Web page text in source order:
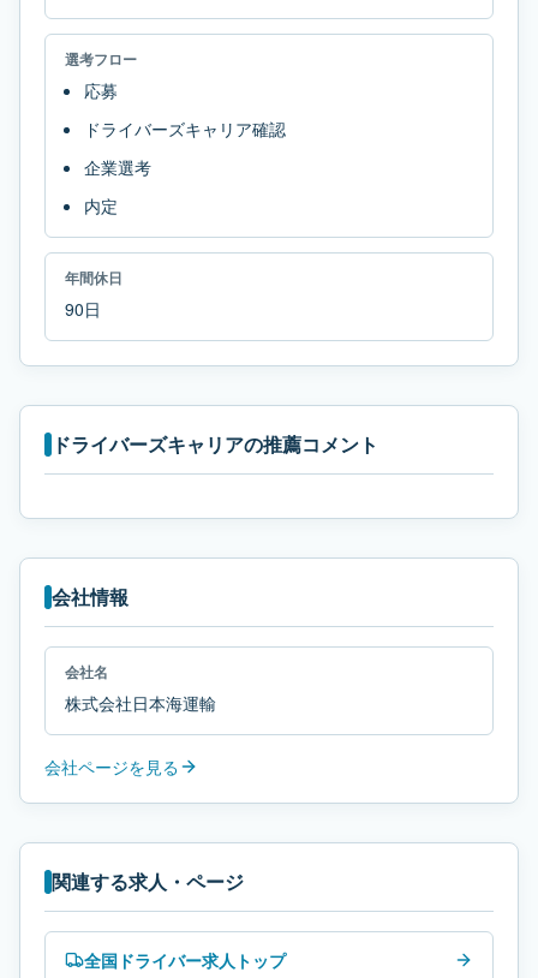
選考フロー
応募
ドライバーズキャリア確認
企業選考
内定
年間休日
90日
ドライバーズキャリアの推薦コメント
会社情報
会社名
株式会社日本海運輸
会社ページを見る
関連する求人・ページ
全国ドライバー求人トップ